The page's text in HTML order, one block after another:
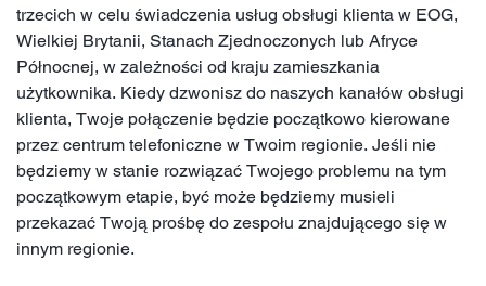
trzecich w celu świadczenia usług obsługi klienta w EOG,
Wielkiej Brytanii, Stanach Zjednoczonych lub Afryce
Północnej, w zależności od kraju zamieszkania
użytkownika. Kiedy dzwonisz do naszych kanałów obsługi
klienta, Twoje połączenie będzie początkowo kierowane
przez centrum telefoniczne w Twoim regionie. Jeśli nie
będziemy w stanie rozwiązać Twojego problemu na tym
początkowym etapie, być może będziemy musieli
przekazać Twoją prośbę do zespołu znajdującego się w
innym regionie.